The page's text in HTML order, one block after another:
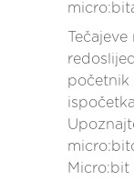
početnik
Micro:bit